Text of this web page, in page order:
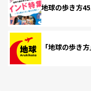
地球の歩き方
「地球の歩き